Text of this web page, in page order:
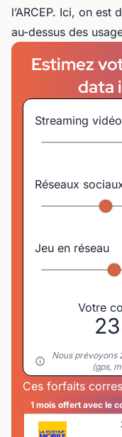
l’ARCEP. Ici, on
au-dessus des
Estimez
data
Streaming vidéo
Réseaux
Jeu en réseau
Votre
Nous prévoyons
(gps,
Ces forfaits
1 mois offert avec le